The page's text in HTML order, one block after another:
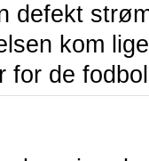
defekt
kom
for de